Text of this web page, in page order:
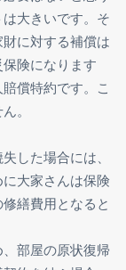
大きいです。そ
に対する補償は
険になります
償特約です。こ
。
した場合には、
大家さんは保険
繕費用となると
部屋の原状復帰